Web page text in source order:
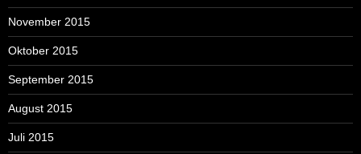
November 2015
Oktober 2015
September 2015
August 2015
Juli 2015